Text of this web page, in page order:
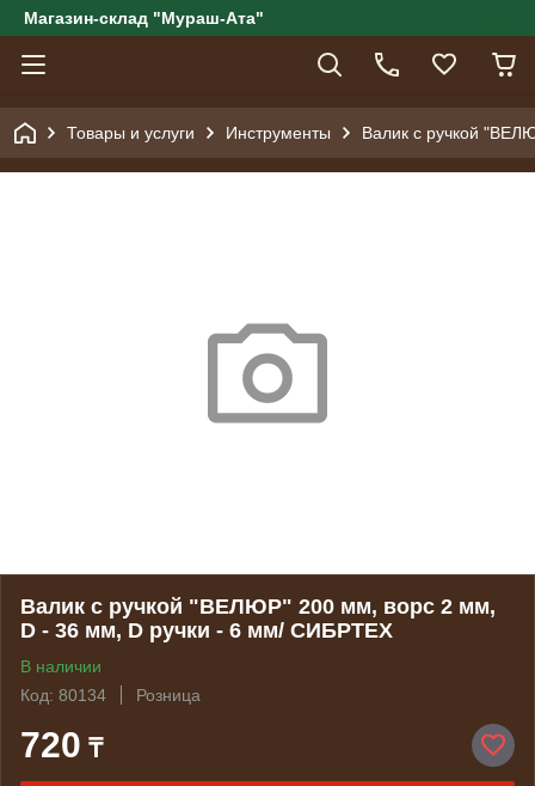
Магазин-склад "Мураш-Ата"
Товары и услуги Инструменты Валик с ручкой
Валик с ручкой "ВЕЛЮР" 200 мм, ворс 2 мм,
D - 36 мм, D ручки - 6 мм/ СИБРТЕХ
В наличии
Код: 80134
Розница
720 ₸